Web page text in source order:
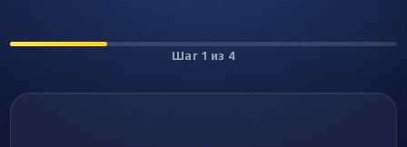
Шаг 1 из 4